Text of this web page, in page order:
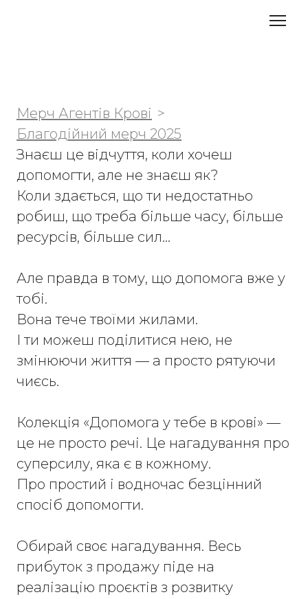
Мерч Агентів Крові
Благодійний мерч 2025
Знаєш це відчуття, коли хочеш
допомогти, але не знаєш як?
Коли здається, що ти недостатньо
робиш, що треба більше часу, більше
ресурсів, більше сил…
Але правда в тому, що допомога вже у
тобі.
Вона тече твоїми жилами.
І ти можеш поділитися нею, не
змінюючи життя — а просто рятуючи
чиєсь.
Колекція «Допомога у тебе в крові» —
це не просто речі. Це нагадування про
суперсилу, яка є в кожному.
Про простий і водночас безцінний
спосіб допомогти.
Обирай своє нагадування. Весь
прибуток з продажу піде на
реалізацію проєктів з розвитку